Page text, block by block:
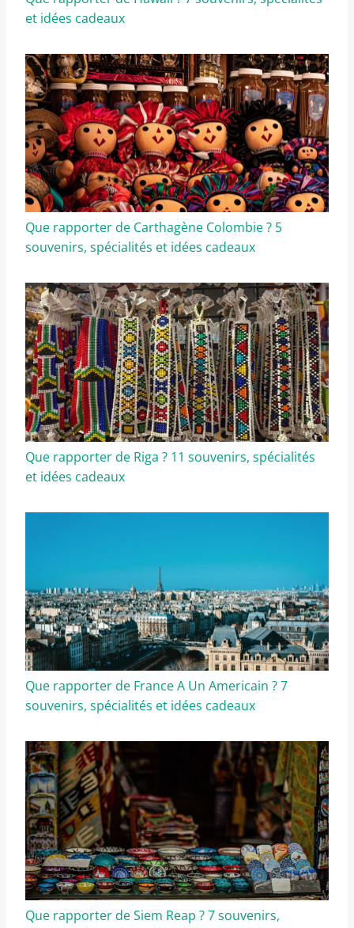
et idées cadeaux
Que rapporter de Carthagène Colombie ? 5
souvenirs, spécialités et idées cadeaux
Que rapporter de Riga ? 11 souvenirs, spécialités
et idées cadeaux
Que rapporter de France A Un Americain ? 7
souvenirs, spécialités et idées cadeaux
Que rapporter de Siem Reap ? 7 souvenirs,